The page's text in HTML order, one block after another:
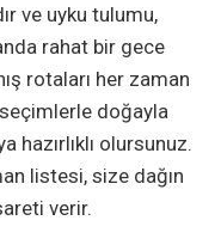
ve uyku tulumu,
rahat bir gece
rotaları her zaman
doğayla
hazırlıklı olursunuz.
listesi, size dağın
verir.